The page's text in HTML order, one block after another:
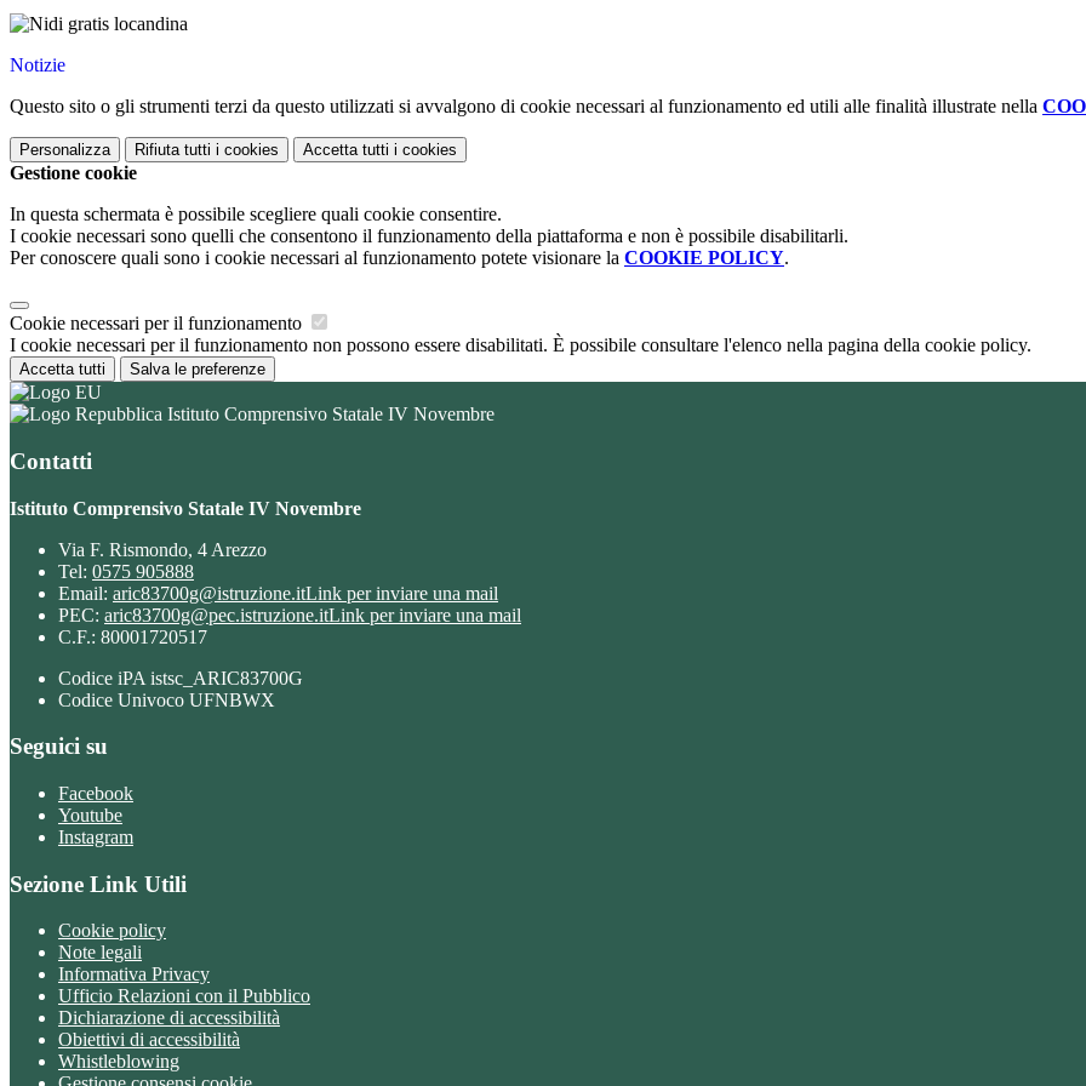
Notizie
Questo sito o gli strumenti terzi da questo utilizzati si avvalgono di cookie necessari al funzionamento ed utili alle finalità illustrate nella
Personalizza Rifiuta tutti i cookies Accetta tutti i cookies
Gestione cookie
In questa schermata è possibile scegliere quali cookie consentire.
I cookie necessari sono quelli che consentono il funzionamento della piattaforma e non è possibile disabilitarli.
Per conoscere quali sono i cookie necessari al funzionamento potete visionare la COOKIE POLICY.
Cookie necessari per il funzionamento
I cookie necessari per il funzionamento non possono essere disabilitati. È possibile consultare l'elenco nella pagina della cookie policy.
Accetta tutti Salva le preferenze
Istituto Comprensivo Statale IV Novembre
Contatti
Istituto Comprensivo Statale IV Novembre
Via F. Rismondo, 4 Arezzo
Tel: 0575 905888
Email: aric83700g@istruzione.itLink per inviare una mail
PEC: aric83700g@pec.istruzione.itLink per inviare una mail
C.F.: 80001720517
Codice iPA istsc_ARIC83700G
Codice Univoco UFNBWX
Seguici su
Facebook
Youtube
Instagram
Sezione Link Utili
Cookie policy
Note legali
Informativa Privacy
Ufficio Relazioni con il Pubblico
Dichiarazione di accessibilità
Obiettivi di accessibilità
Whistleblowing